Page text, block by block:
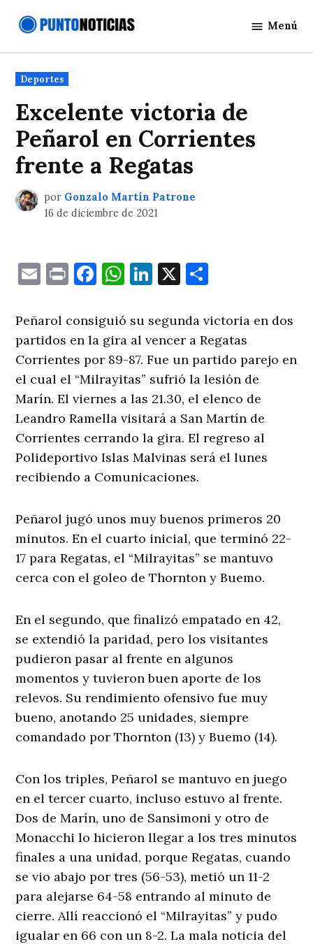
Noticias
Menú
Publicado
en
Deportes
Excelente victoria de
Peñarol en Corrientes
frente a Regatas
por Gonzalo Martín Patrone
16 de diciembre de 2021
EmailPrintFacebook
WhatsApp
LinkedIn
X
Peñarol consiguió su segunda victoria en dos
partidos en la gira al vencer a Regatas
Corrientes por 89-87. Fue un partido parejo en
el cual el “Milrayitas” sufrió la lesión de
Marín. El viernes a las 21.30, el elenco de
Leandro Ramella visitará a San Martín de
Corrientes cerrando la gira. El regreso al
Polideportivo Islas Malvinas será el lunes
recibiendo a Comunicaciones.
Peñarol jugó unos muy buenos primeros 20
minutos. En el cuarto inicial, que terminó 22-
17 para Regatas, el “Milrayitas” se mantuvo
cerca con el goleo de Thornton y Buemo.
En el segundo, que finalizó empatado en 42,
se extendió la paridad, pero los visitantes
pudieron pasar al frente en algunos
momentos y tuvieron buen aporte de los
relevos. Su rendimiento ofensivo fue muy
bueno, anotando 25 unidades, siempre
comandado por Thornton (13) y Buemo (14).
Con los triples, Peñarol se mantuvo en juego
en el tercer cuarto, incluso estuvo al frente.
Dos de Marín, uno de Sansimoni y otro de
Monacchi lo hicieron llegar a los tres minutos
finales a una unidad, porque Regatas, cuando
se vio abajo por tres (56-53), metió un 11-2
para alejarse 64-58 entrando al minuto de
cierre. Allí reaccionó el “Milrayitas” y pudo
igualar en 66 con un 8-2. La mala noticia del